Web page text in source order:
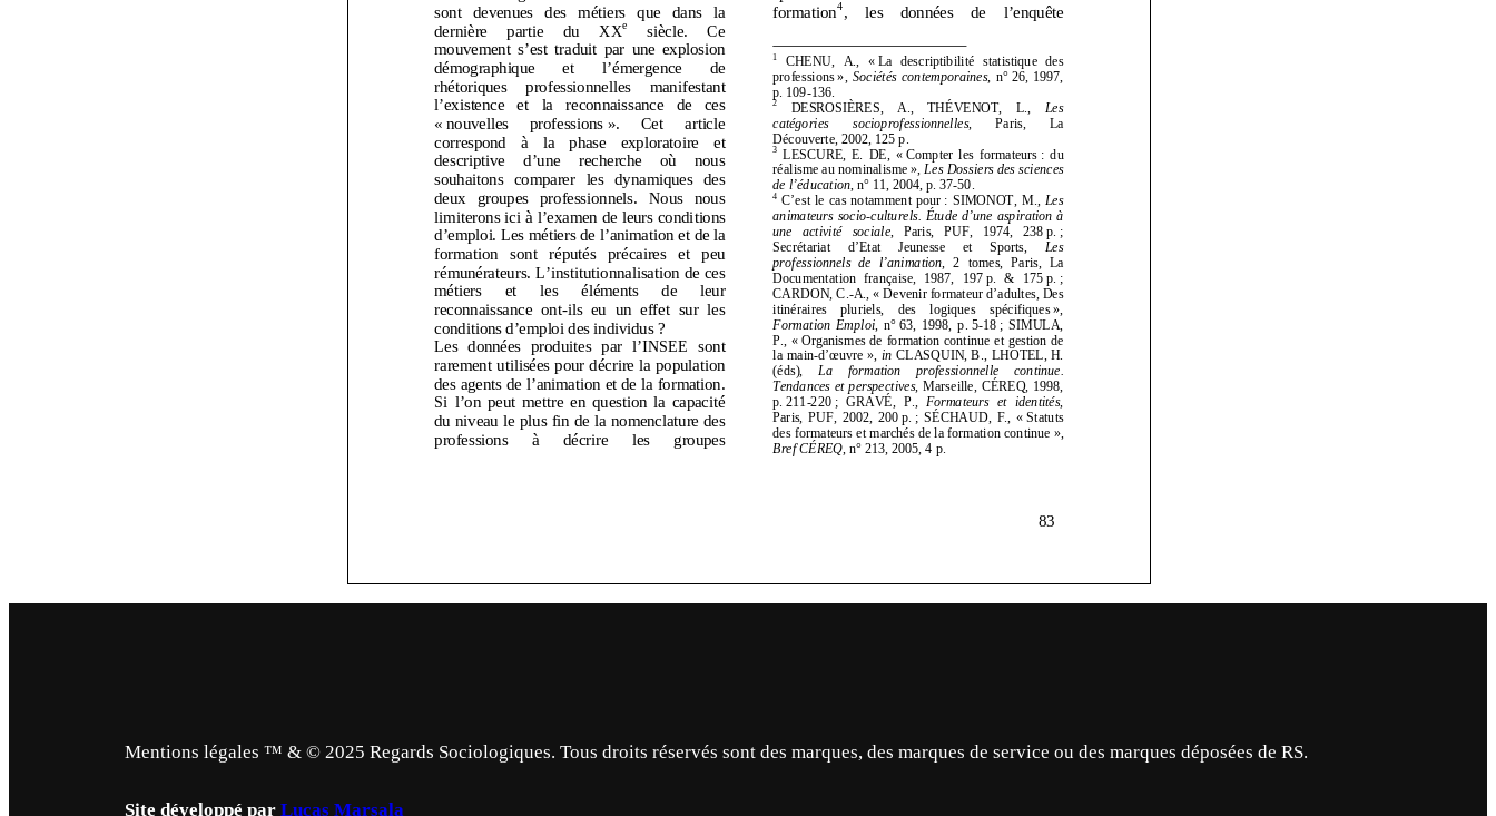
Mentions légales ™ & © 2025 Regards Sociologiques. Tous droits réservés sont des marques, des marques de service ou des marques déposées de RS.
Site développé par Lucas Marsala